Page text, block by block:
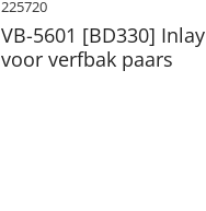
225720
VB-5601 [BD330] Inlay
voor verfbak paars